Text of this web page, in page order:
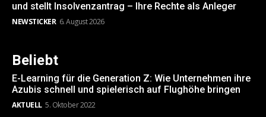
und stellt Insolvenzantrag – Ihre Rechte als Anleger
NEWSTICKER 6. August 2026
Beliebt
E-Learning für die Generation Z: Wie Unternehmen ihre
Azubis schnell und spielerisch auf Flughöhe bringen
AKTUELL 5. Oktober 2022